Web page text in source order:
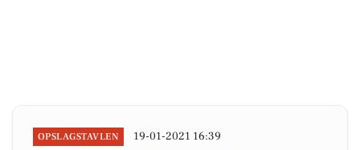
OPSLAGSTAVLEN 19-01-2021 16:39